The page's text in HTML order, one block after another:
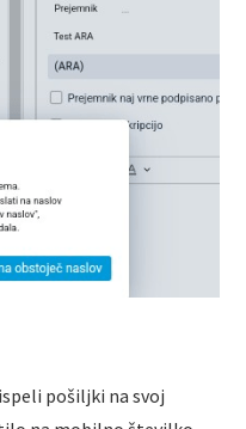
pošiljki na svoj